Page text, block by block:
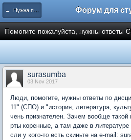
← Нужна помощь
Помогите пожалуйста, нужны ответы
surasumba
03 Nov 2017
Люди, помогите, нужны ответы по
11" (СПО) и "история, литература,
чень признателен. Зачем вообще
рты коренные, а там даже в
сли у кого-то есть скиньте на e-mail: